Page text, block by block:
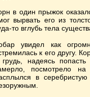
в один прыжок
вырвать его из
то вглубь тела
увидел как
к его другу.
грудь, надеясь
посмотрело
в